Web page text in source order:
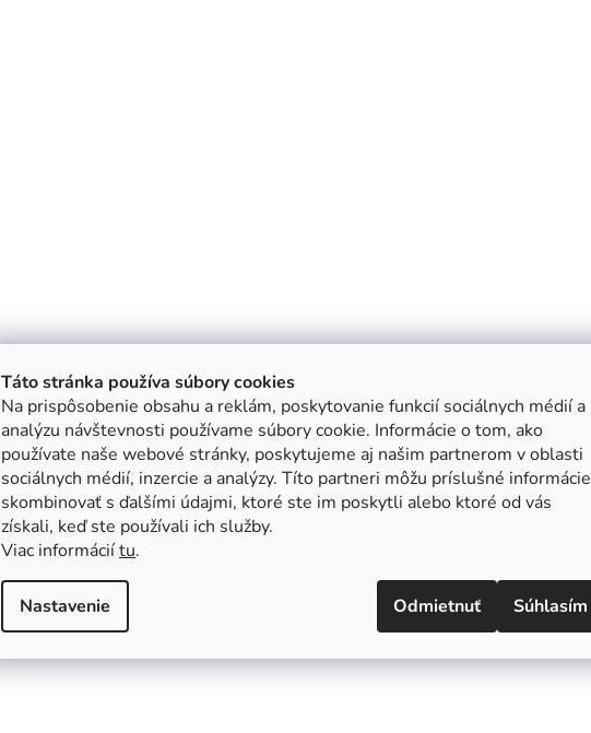
Táto stránka používa súbory cookies
Na prispôsobenie obsahu a reklám, poskytovanie funkcií sociálnych médií a
analýzu návštevnosti používame súbory cookie. Informácie o tom, ako
používate naše webové stránky, poskytujeme aj našim partnerom v oblasti
sociálnych médií, inzercie a analýzy. Títo partneri môžu príslušné informácie
skombinovať s ďalšími údajmi, ktoré ste im poskytli alebo ktoré od vás
získali, keď ste používali ich služby.
Viac informáciítu.
Nastavenie Odmietnuť Súhlasím